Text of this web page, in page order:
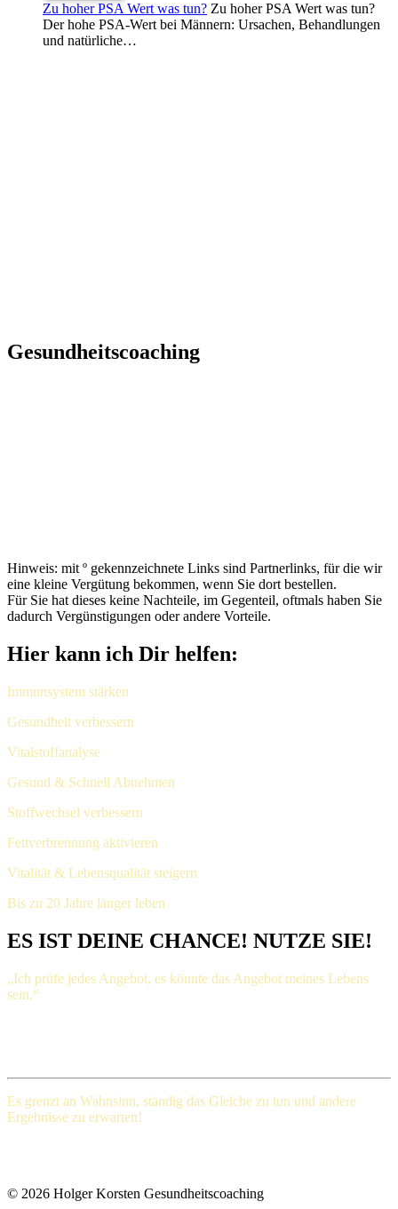
Zu hoher PSA Wert was tun? Zu hoher PSA Wert was tun?
Der hohe PSA-Wert bei Männern: Ursachen, Behandlungen
und natürliche…
Gesundheitscoaching
Hinweis: mit º gekennzeichnete Links sind Partnerlinks, für die wir
eine kleine Vergütung bekommen, wenn Sie dort bestellen.
Für Sie hat dieses keine Nachteile, im Gegenteil, oftmals haben Sie
dadurch Vergünstigungen oder andere Vorteile.
Hier kann ich Dir helfen:
Immunsystem stärken
Gesundheit verbessern
Vitalstoffanalyse
Gesund & Schnell Abnehmen
Stoffwechsel verbessern
Fettverbrennung aktivieren
Vitalität & Lebensqualität steigern
Bis zu 20 Jahre länger leben
ES IST DEINE CHANCE! NUTZE SIE!
„Ich prüfe jedes Angebot, es könnte das Angebot meines Lebens
sein.“
Es grenzt an Wahnsinn, ständig das Gleiche zu tun und andere
Ergebnisse zu erwarten!
© 2026 Holger Korsten Gesundheitscoaching